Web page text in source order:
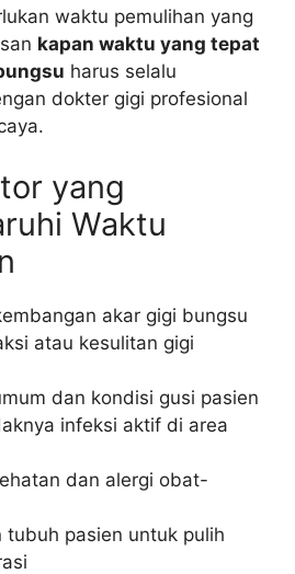
waktu pemulihan yang
kapan waktu yang tepat
harus selalu
dokter gigi profesional
yang
Waktu
akar gigi bungsu
atau kesulitan gigi
dan kondisi gusi pasien
infeksi aktif di area
dan alergi obat-
tubuh pasien untuk pulih